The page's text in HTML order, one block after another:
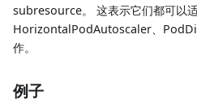
subresource。 这表示它们都可以
HorizontalPodAutoscaler、
作。
例子